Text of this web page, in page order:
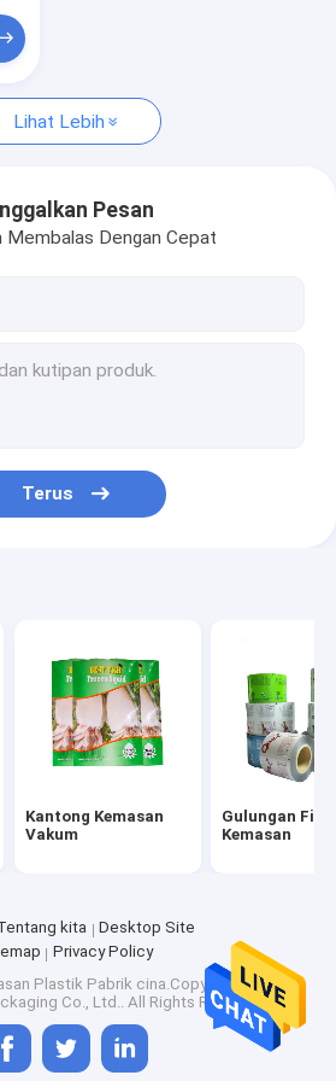
Lihat Lebih
Pesan
Membalas Dengan Cepat
Terus
Kantong Kemasan
Vakum
Gulungan Film
Kemasan
kita
Desktop Site
Privacy Policy
Plastik Pabrik cina.Copyright © 2026
Co., Ltd.. All Rights Reserved.